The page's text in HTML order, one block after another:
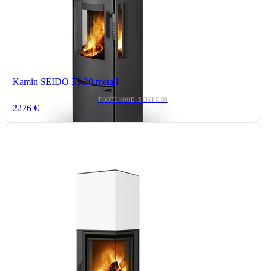
Kamin SEIDO 3S 30 metall
TOOTEKOOD: SEIYEG-30
2276 €